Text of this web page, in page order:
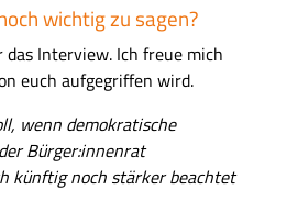
wichtig zu sagen?
das Interview. Ich freue mich
euch aufgegriffen wird.
wenn demokratische
Bürger:innenrat
künftig noch stärker beachtet